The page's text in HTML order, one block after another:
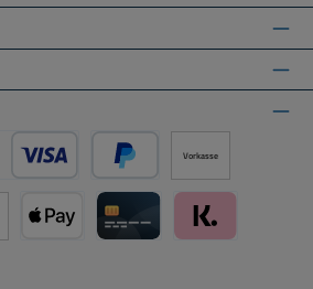
Kredit- oder Debitkarte über PayPal
Später Bezahlen über PayPal
Vorkasse